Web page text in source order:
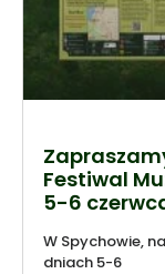
Festiwal
5-6
W Spychowie,
dniach 5-6